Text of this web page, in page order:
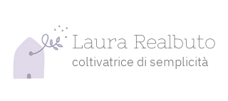
Laura Realbuto
coltivatrice di semplicità